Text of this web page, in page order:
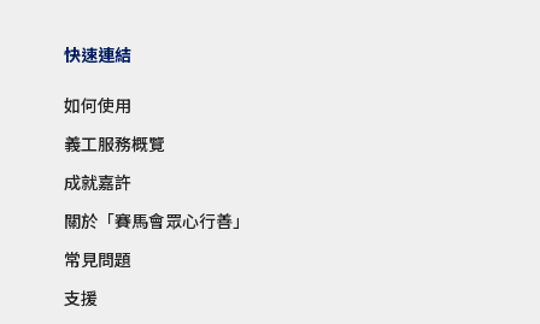
快速連結
如何使用
義工服務概覽
成就嘉許
關於「賽馬會眾心行善」
常見問題
支援